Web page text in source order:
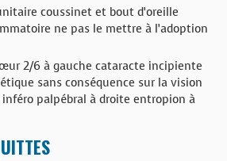
coussinet et bout d’oreille
ne pas le mettre à l’adoption
2/6 à gauche cataracte incipiente
sans conséquence sur la vision
palpébral à droite entropion à